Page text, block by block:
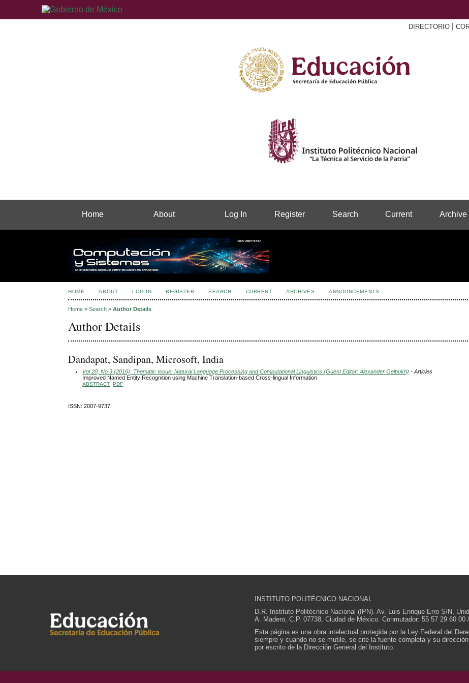
DIRECTORIO
Home About Log In Register Search Current Archive
HOME ABOUT LOG IN REGISTER SEARCH CURRENT ARCHIVES ANNOUNCEMENTS
Home >Search >Author Details
Author Details
Dandapat, Sandipan, Microsoft, India
Vol 20, No 3 (2016): Thematic Issue: Natural Language Processing and Computational Linguistics (Guest Editor: Alexander Gelbukh) - Articles
Improved Named Entity Recognition using Machine Translation-based Cross-lingual Information
ABSTRACT PDF
ISSN: 2007-9737
INSTITUTO POLITÉCNICO NACIONAL
D.R. Instituto Politécnico Nacional (IPN). Av. Luis Enrique Erro S/N,
A. Madero, C.P. 07738, Ciudad de México. Conmutador: 55 57 29 60 00
Esta página es una obra intelectual protegida por la Ley Federal del
siempre y cuando no se mutile, se cite la fuente completa y su
por escrito de la Dirección General del Instituto.